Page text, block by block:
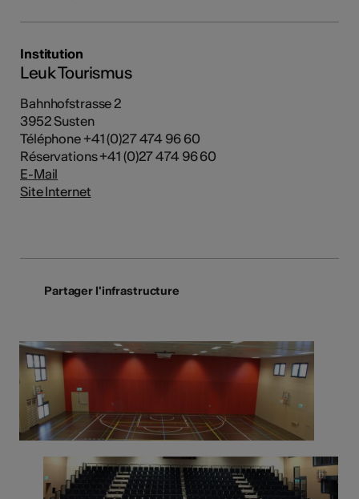
Institution
Leuk Tourismus
Bahnhofstrasse 2
3952 Susten
Téléphone +41 (0)27 474 96 60
Réservations +41 (0)27 474 96 60
E-Mail
Site Internet
Partager l'infrastructure